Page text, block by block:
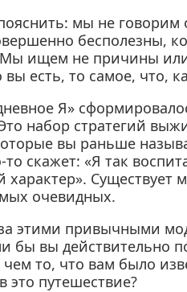
мы не говорим
бесполезны,
ищем не причины
вы есть, то самое, что,
Я»
набор стратегий
вы раньше
то скажет: «Я так
характер». Существует
очевидных.
этими привычными
бы вы действительно
чем то, что вам было
это путешествие?